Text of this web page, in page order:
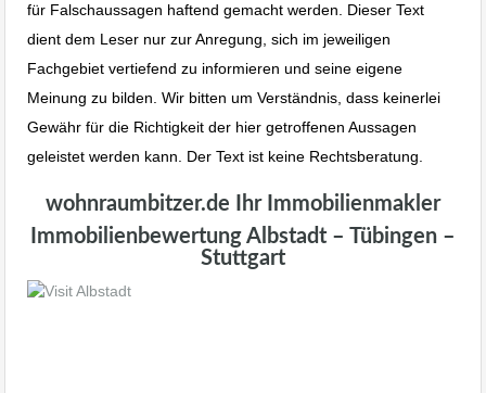
für Falschaussagen haftend gemacht werden. Dieser Text
dient dem Leser nur zur Anregung, sich im jeweiligen
Fachgebiet vertiefend zu informieren und seine eigene
Meinung zu bilden. Wir bitten um Verständnis, dass keinerlei
Gewähr für die Richtigkeit der hier getroffenen Aussagen
geleistet werden kann. Der Text ist keine Rechtsberatung.
wohnraumbitzer.de Ihr Immobilienmakler
Immobilienbewertung Albstadt – Tübingen –
Stuttgart